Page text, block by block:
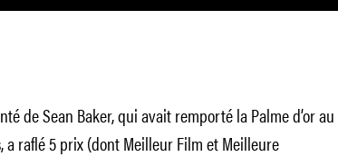
de Sean Baker, qui avait remporté la Palme d’or au
a raflé 5 prix (dont Meilleur Film et Meilleure